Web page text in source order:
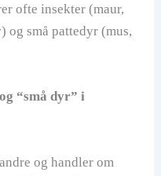
ofte insekter (maur,
og små pattedyr (mus,
“små dyr” i
og handler om